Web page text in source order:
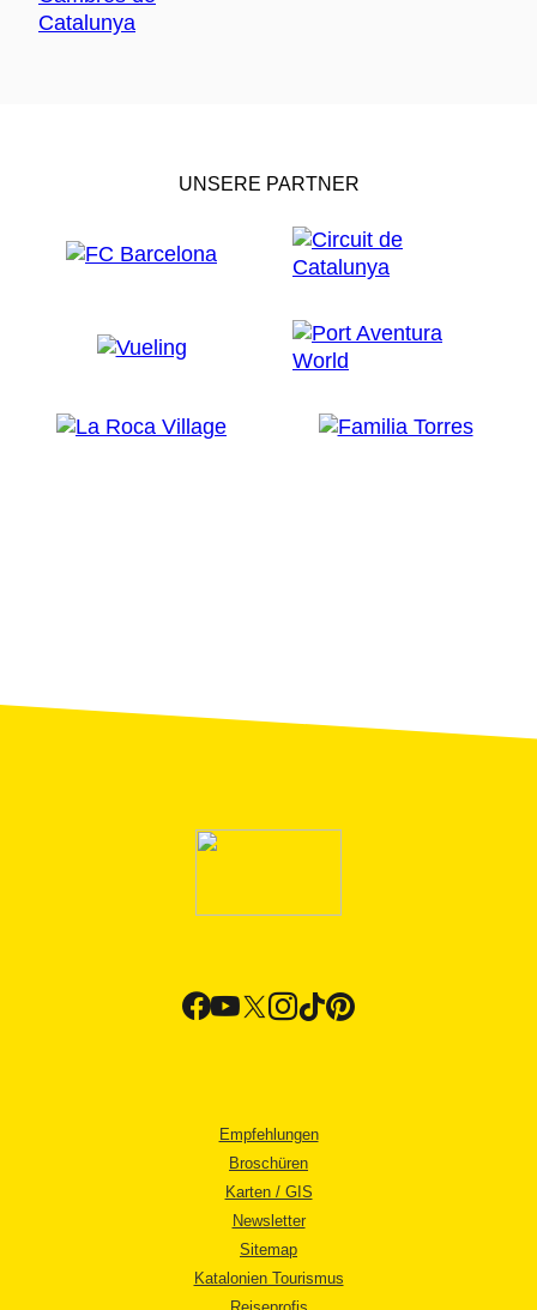
UNSERE PARTNER
Empfehlungen
Broschüren
Karten / GIS
Newsletter
Sitemap
Katalonien Tourismus